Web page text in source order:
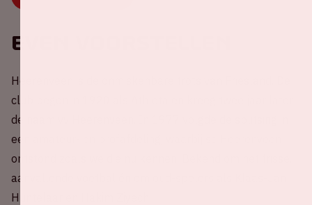
Even voorstellen
Heerenveen is de onmiskenbare trots van Friesland. De
club begon in 1920 als Athleta en kreeg twee jaar later
de naam vv Heerenveen. In 1977 volgde de splitsing in
een amateur- en profafdeling, waarbij sc Heerenveen
ontstond zoals we die nu kennen. Bekend om het frisse,
aanvallende voetbal én om oud-spelers als Klaas-Jan
Huntelaar en Hakim Ziyech.